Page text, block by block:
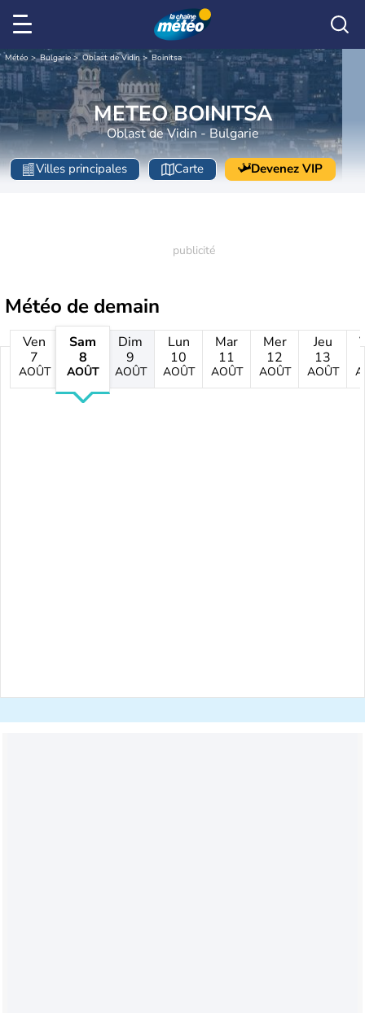
Météo Bulgarie Oblast de Vidin Boinitsa
METEO BOINITSA
Oblast de Vidin - Bulgarie
Villes principales Carte Devenez VIP
Météo de demain
Ven
7
AOÛT
Sam
8
AOÛT
Dim
9
AOÛT
Lun
10
AOÛT
Mar
11
AOÛT
Mer
12
AOÛT
Jeu
13
AOÛT